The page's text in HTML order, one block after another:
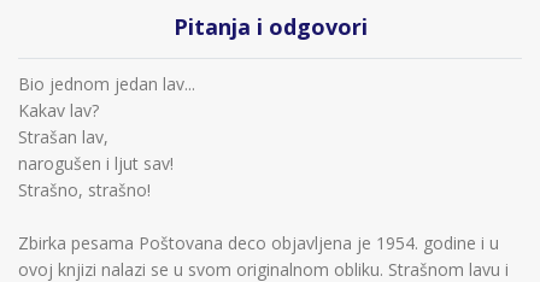
Pitanja i odgovori
Bio jednom jedan lav...
Kakav lav?
Strašan lav,
narogušen i ljut sav!
Strašno, strašno!
Zbirka pesama Poštovana deco objavljena je 1954. godine i u
ovoj knjizi nalazi se u svom originalnom obliku. Strašnom lavu i